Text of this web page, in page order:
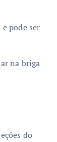
pode ser
na briga
do